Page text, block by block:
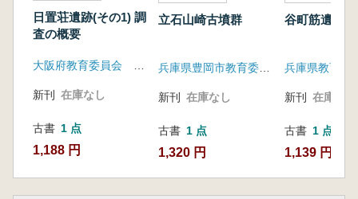
(5)竪穴式石槨構築過程の復元 (岩本 崇)
(6)遺物の出土状況 (山本 亮)
(1)遺物の種類と数 (土屋隆史)
(2)竪穴式石槨出土の遺物 (脇山佳奈・山
(3)墳丘出土の遺物
第5章 考察・分析
日置荘遺跡(その1) 調
査の概要
新刊 在庫なし
古書 1 点
1,188 円
立石山崎古墳群
新刊 在庫なし
古書 1 点
1,320 円
谷町筋遺跡
兵庫県教育委
新刊 在庫なし
古書 1 点
1,139 円